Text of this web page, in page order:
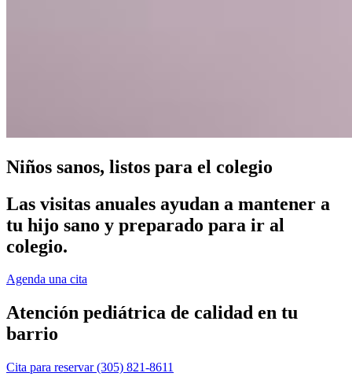
Niños sanos, listos para el colegio
Las visitas anuales ayudan a mantener a
tu hijo sano y preparado para ir al
colegio.
Agenda una cita
Atención pediátrica de calidad en tu
barrio
Cita para reservar(305) 821-8611